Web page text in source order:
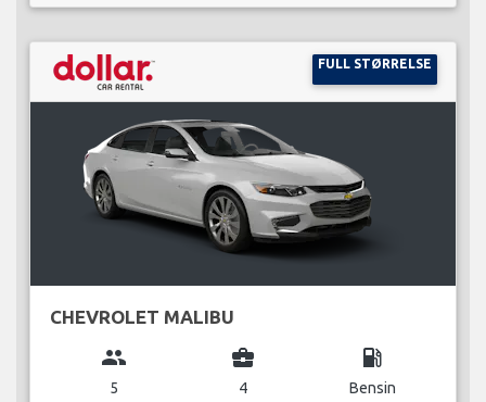
FULL STØRRELSE
CHEVROLET MALIBU
group
5
business_center
4
local_gas_station
Bensin